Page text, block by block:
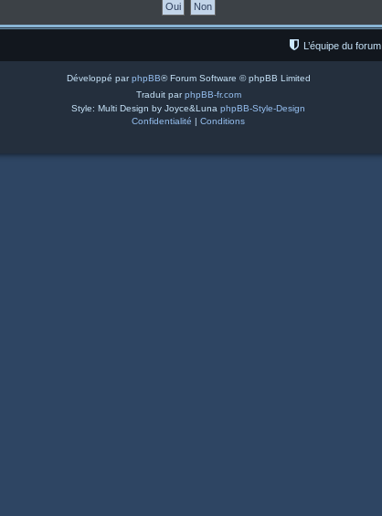
L’équipe du forum
Développé parphpBB® Forum Software © phpBB Limited
Traduit parphpBB-fr.com
Style: Multi Design by Joyce&Luna phpBB-Style-Design
Confidentialité | Conditions